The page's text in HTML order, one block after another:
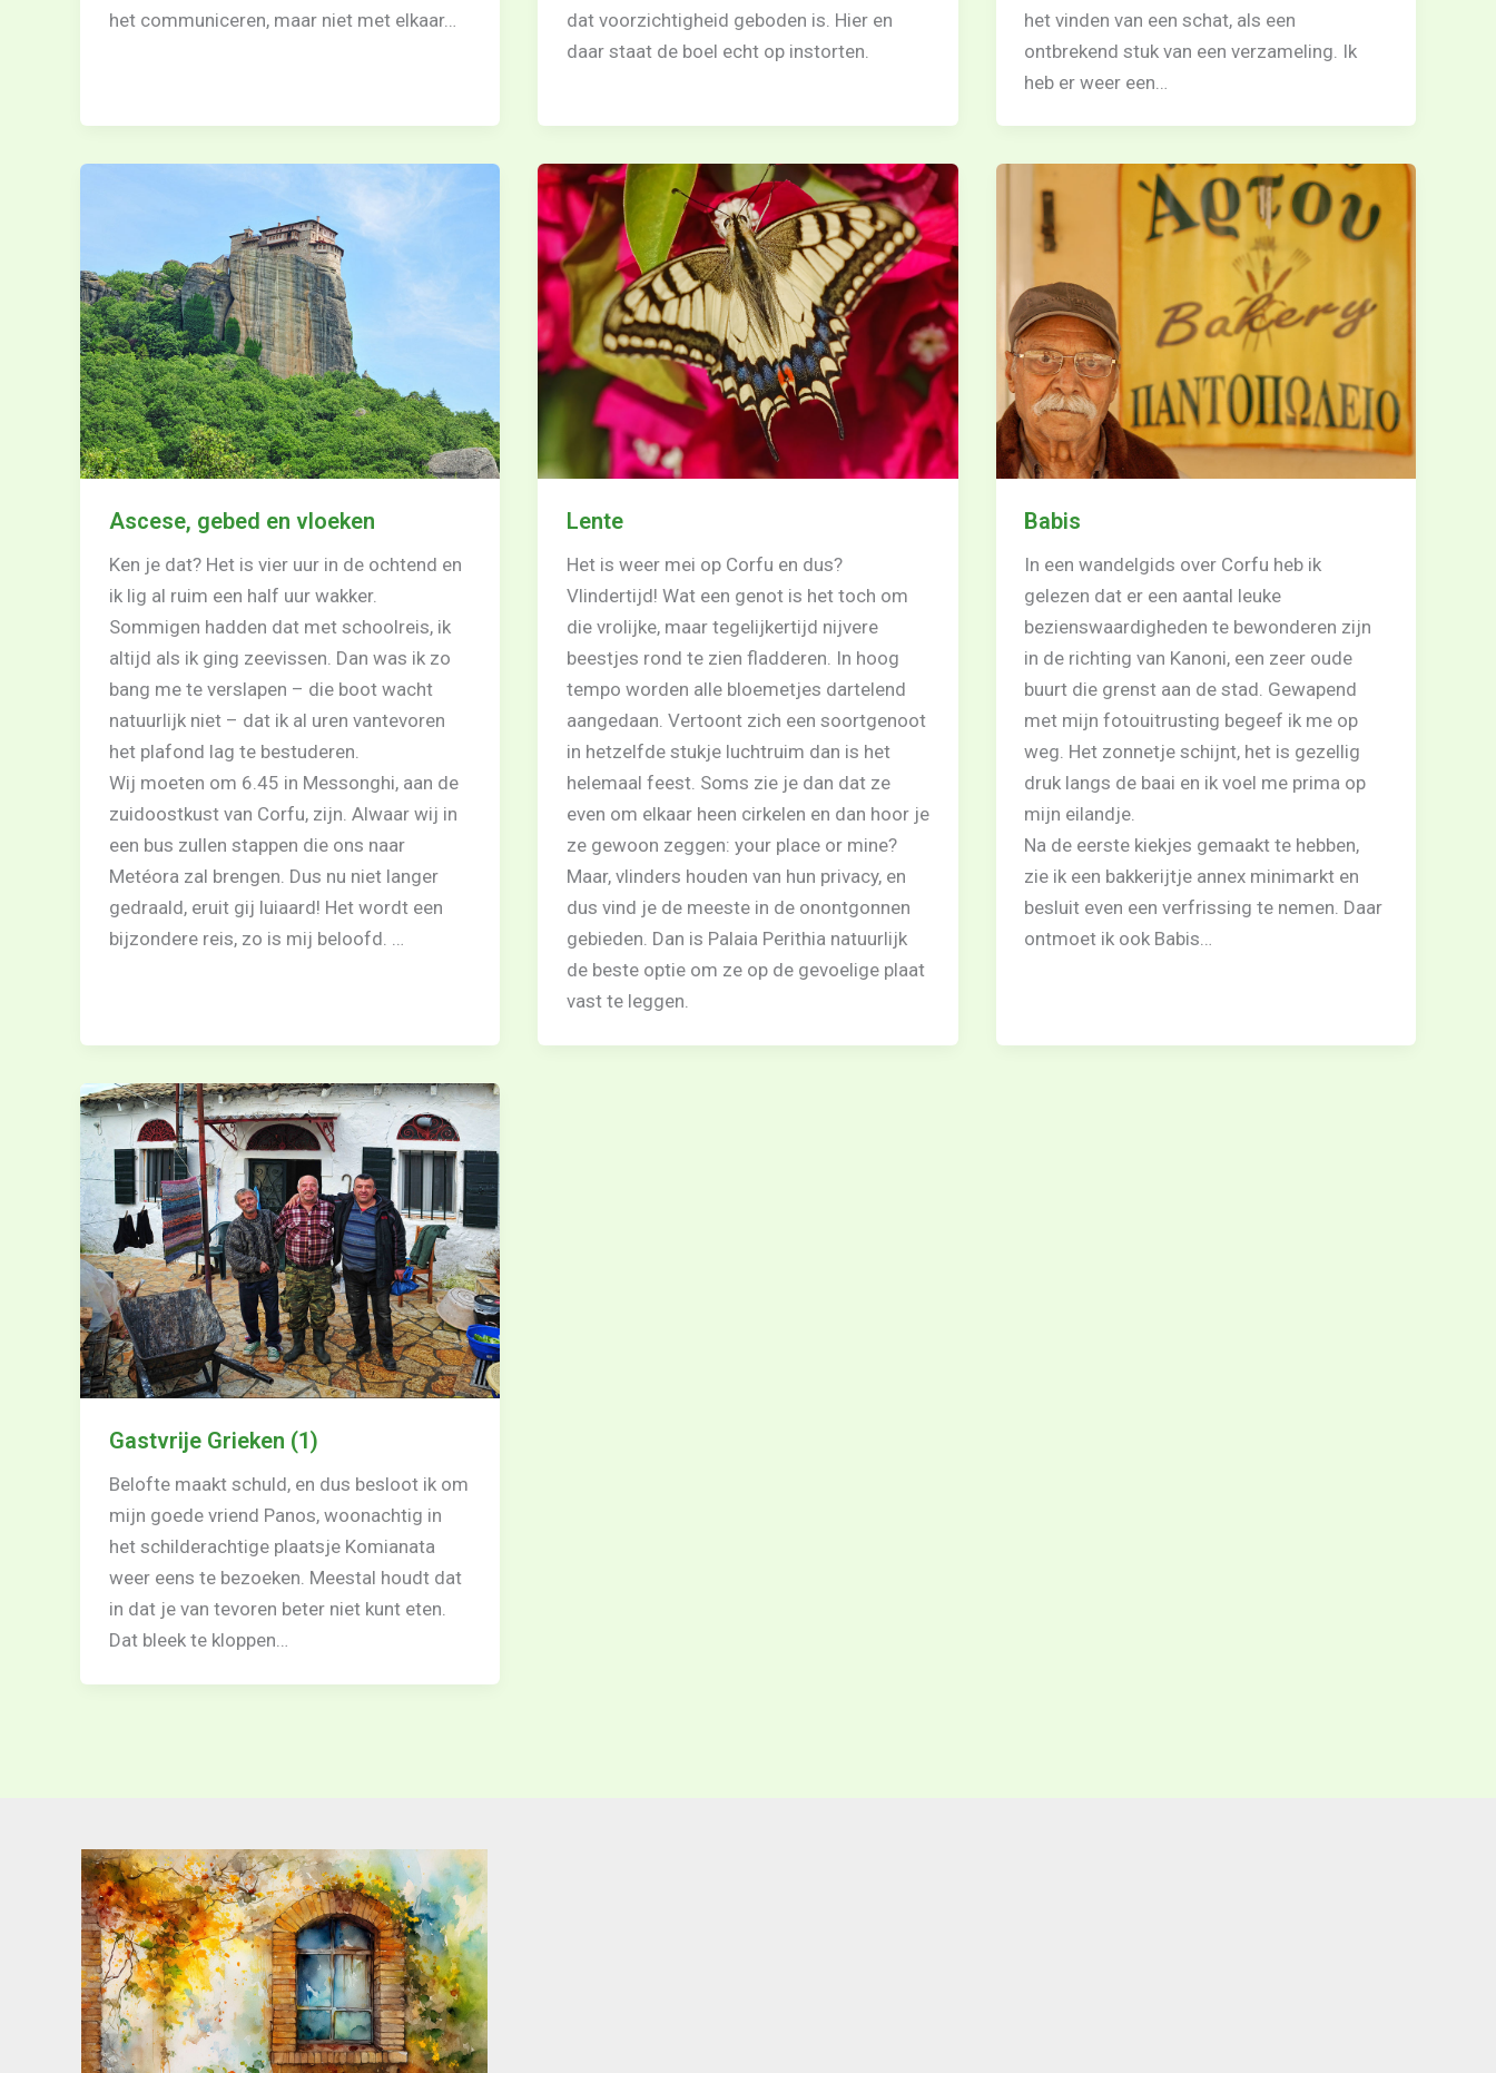
het communiceren, maar niet met elkaar…
dat voorzichtigheid geboden is. Hier en
daar staat de boel echt op instorten.
het vinden van een schat, als een
ontbrekend stuk van een verzameling. Ik
heb er weer een…
Ascese, gebed en vloeken
Ken je dat? Het is vier uur in de ochtend en
ik lig al ruim een half uur wakker.
Sommigen hadden dat met schoolreis, ik
altijd als ik ging zeevissen. Dan was ik zo
bang me te verslapen – die boot wacht
natuurlijk niet – dat ik al uren vantevoren
het plafond lag te bestuderen.
Wij moeten om 6.45 in Messonghi, aan de
zuidoostkust van Corfu, zijn. Alwaar wij in
een bus zullen stappen die ons naar
Metéora zal brengen. Dus nu niet langer
gedraald, eruit gij luiaard! Het wordt een
bijzondere reis, zo is mij beloofd. …
Lente
Het is weer mei op Corfu en dus?
Vlindertijd! Wat een genot is het toch om
die vrolijke, maar tegelijkertijd nijvere
beestjes rond te zien fladderen. In hoog
tempo worden alle bloemetjes dartelend
aangedaan. Vertoont zich een soortgenoot
in hetzelfde stukje luchtruim dan is het
helemaal feest. Soms zie je dan dat ze
even om elkaar heen cirkelen en dan hoor je
ze gewoon zeggen: your place or mine?
Maar, vlinders houden van hun privacy, en
dus vind je de meeste in de onontgonnen
gebieden. Dan is Palaia Perithia natuurlijk
de beste optie om ze op de gevoelige plaat
vast te leggen.
Babis
In een wandelgids over Corfu heb ik
gelezen dat er een aantal leuke
bezienswaardigheden te bewonderen zijn
in de richting van Kanoni, een zeer oude
buurt die grenst aan de stad. Gewapend
met mijn fotouitrusting begeef ik me op
weg. Het zonnetje schijnt, het is gezellig
druk langs de baai en ik voel me prima op
mijn eilandje.
Na de eerste kiekjes gemaakt te hebben,
zie ik een bakkerijtje annex minimarkt en
besluit even een verfrissing te nemen. Daar
ontmoet ik ook Babis…
Gastvrije Grieken (1)
Belofte maakt schuld, en dus besloot ik om
mijn goede vriend Panos, woonachtig in
het schilderachtige plaatsje Komianata
weer eens te bezoeken. Meestal houdt dat
in dat je van tevoren beter niet kunt eten.
Dat bleek te kloppen…